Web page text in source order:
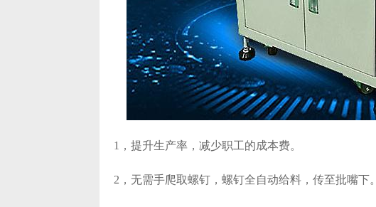
1，提升生产率，减少职工的成本费。
2，无需手爬取螺钉，螺钉全自动给料，传至批嘴下。